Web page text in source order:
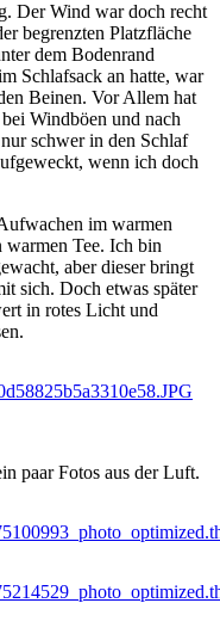
Der Wind war doch recht
begrenzten Platzfläche
dem Bodenrand
Schlafsack an hatte, war
Beinen. Vor Allem hat
Windböen und nach
schwer in den Schlaf
wenn ich doch
im warmen
warmen Tee. Ich bin
aber dieser bringt
sich. Doch etwas später
in rotes Licht und
paar Fotos aus der Luft.